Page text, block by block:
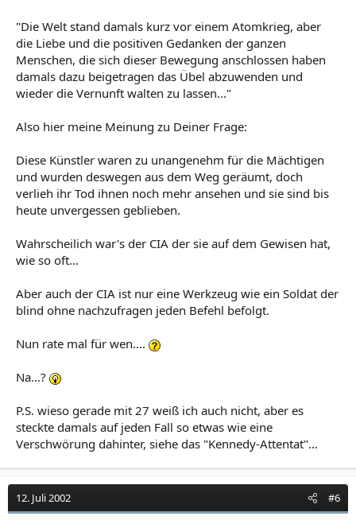
"Die Welt stand damals kurz vor einem Atomkrieg, aber
die Liebe und die positiven Gedanken der ganzen
Menschen, die sich dieser Bewegung anschlossen haben
damals dazu beigetragen das Übel abzuwenden und
wieder die Vernunft walten zu lassen..."
Also hier meine Meinung zu Deiner Frage:
Diese Künstler waren zu unangenehm für die Mächtigen
und wurden deswegen aus dem Weg geräumt, doch
verlieh ihr Tod ihnen noch mehr ansehen und sie sind bis
heute unvergessen geblieben.
Wahrscheilich war's der CIA der sie auf dem Gewisen hat,
wie so oft...
Aber auch der CIA ist nur eine Werkzeug wie ein Soldat der
blind ohne nachzufragen jeden Befehl befolgt.
Nun rate mal für wen....
Na...?
P.S. wieso gerade mit 27 weiß ich auch nicht, aber es
steckte damals auf jeden Fall so etwas wie eine
Verschwörung dahinter, siehe das "Kennedy-Attentat"...
12. Juli 2002 #6